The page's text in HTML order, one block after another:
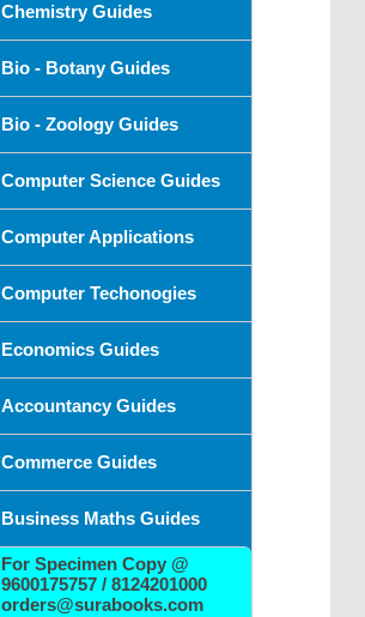
Chemistry Guides
Bio - Botany Guides
Bio - Zoology Guides
Computer Science Guides
Computer Applications
Computer Techonogies
Economics Guides
Accountancy Guides
Commerce Guides
Business Maths Guides
For Specimen Copy @
9600175757 / 8124201000
orders@surabooks.com